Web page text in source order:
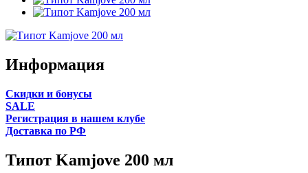
Информация
Cкидки и бонусы
SALE
Регистрация в нашем клубе
Доставка по РФ
Типот Kamjove 200 мл